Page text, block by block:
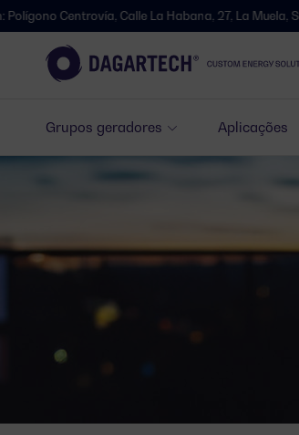
Grupos geradores Aplicações
Calle La Habana, 27, La Muela, Saragoça.